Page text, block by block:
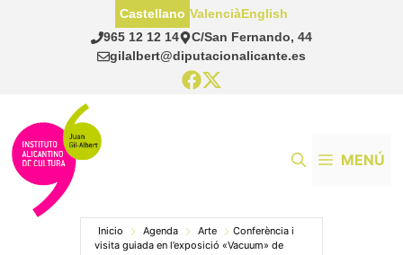
965 12 12 14
C/San Fernando, 44
gilalbert@diputacionalicante.es
Castellano ValenciàEnglish
MENÚ
Inicio Agenda Arte
Conferència i
visita guiada en l’exposició «Vacuum» de